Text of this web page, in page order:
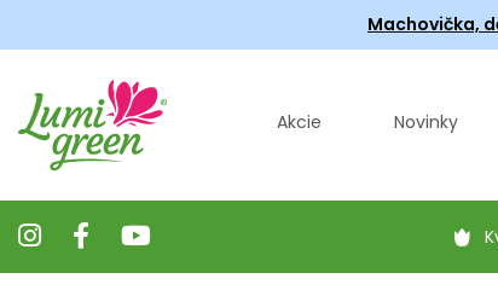
Machovička,
Akcie Novinky